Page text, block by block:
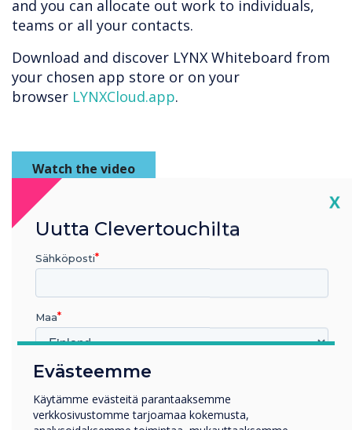
and you can allocate out work to individuals,
teams or all your contacts.
Download and discover LYNX Whiteboard from
your chosen app store or on your
browser LYNXCloud.app.
Watch the video
Sign up to LYNX Whiteboard
LYNX Whiteboard is
Evästeemme
Käytämme evästeitä parantaaksemme
verkkosivustomme tarjoamaa kokemusta,
X
Uutta Clevertouchilta
Sähköposti
Maa
Millä toimialalla työskentelet
Koulutus
Yritys